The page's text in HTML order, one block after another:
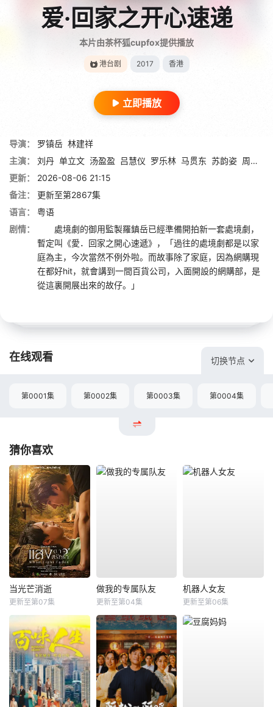
爱·回家之开心速递
本片由茶杯狐cupfox提供播放
港台剧 2017 香港
立即播放
导演： 罗镇岳 林建祥
主演：
刘丹 单立文 汤盈盈 吕慧仪 罗乐林 马贯东 苏韵姿 周嘉洛
更新：
2026-08-06 21:15
备注：
更新至第2867集
语言：
粤语
剧情：
處境劇的御用監製羅鎮岳已經準備開拍新一套處境劇，
暫定叫《愛．回家之開心速遞》，「過往的處境劇都是以家
庭為主，今次當然不例外啦。而故事除了家庭，因為網購現
在都好hit，就會講到一間百貨公司，入面開設的網購部，是
從這裏開展出來的故仔。」
在线观看 切换节点
第0001集 第0002集 第0003集 第0004集
猜你喜欢
当光芒消逝
更新至第07集
做我的专属队友
更新至第04集
机器人女友
更新至第06集